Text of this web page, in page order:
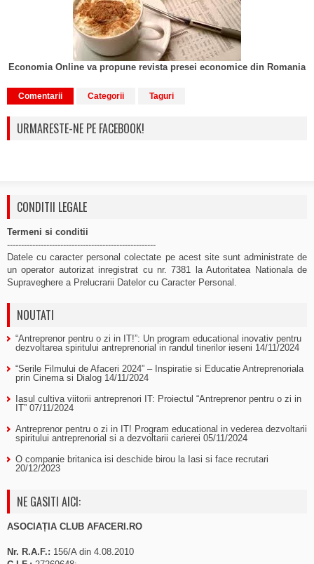
Economia Online va propune revista presei economice din Romania
Comentarii Categorii Taguri
URMARESTE-NE PE FACEBOOK!
CONDITII LEGALE
Termeni si conditii
-----------------------------------------------------
Datele cu caracter personal colectate pe acest site sunt administrate de
un operator autorizat inregistrat cu nr. 7381 la Autoritatea Nationala de
Supraveghere a Prelucrarii Datelor cu Caracter Personal.
NOUTATI
“Antreprenor pentru o zi in IT!”: Un program educational inovativ pentru
dezvoltarea spiritului antreprenorial in randul tinerilor ieseni 14/11/2024
“Serile Filmului de Afaceri 2024” – Inspiratie si Educatie Antreprenoriala
prin Cinema si Dialog 14/11/2024
Iasul cultiva viitorii antreprenori IT: Proiectul “Antreprenor pentru o zi in
IT” 07/11/2024
Antreprenor pentru o zi in IT! Program educational in vederea dezvoltarii
spiritului antreprenorial si a dezvoltarii carierei 05/11/2024
O companie britanica isi deschide birou la Iasi si face recrutari
20/12/2023
NE GASITI AICI:
ASOCIAȚIA CLUB AFACERI.RO
Nr. R.A.F.: 156/A din 4.08.2010